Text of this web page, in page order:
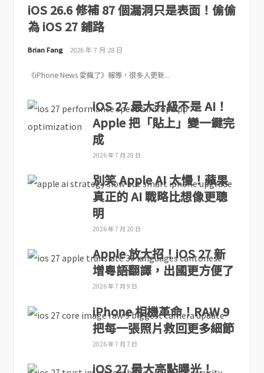
iOS 26.6 修補 87 個漏洞只是表面！偷偷
為 iOS 27 鋪路
Brian Fang 2026 年 7 月 28 日
《iPhone News 愛瘋了》報導，很多人更新...
iOS 27 最大升級不是 AI！
Apple 把「貼上」變一鍵完
成
2026 年 7 月 28 日
別笑 Apple AI 太慢！蘋果
真正的 AI 戰略比想像更聰
明
2026 年 7 月 20 日
Apple 放大招！iOS 27 新
增粵語翻譯，出國更方便了
2026 年 7 月 9 日
iPhone 相機革命！RAW 9
把每一張照片救回更多細節
2026 年 7 月 7 日
iOS 27 最大亮點曝光！